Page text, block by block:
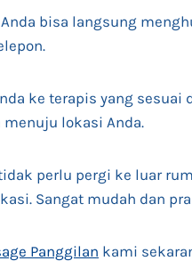
bisa langsung
ke terapis yang sesuai
lokasi Anda.
perlu pergi ke luar
Sangat mudah dan
Panggilan kami